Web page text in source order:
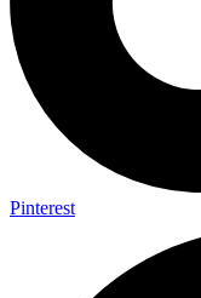
Pinterest